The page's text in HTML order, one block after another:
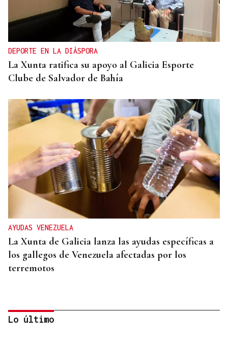
DEPORTE EN LA DIÁSPORA
La Xunta ratifica su apoyo al Galicia Esporte
Clube de Salvador de Bahía
AYUDAS VENEZUELA
La Xunta de Galicia lanza las ayudas específicas a
los gallegos de Venezuela afectadas por los
terremotos
Lo último